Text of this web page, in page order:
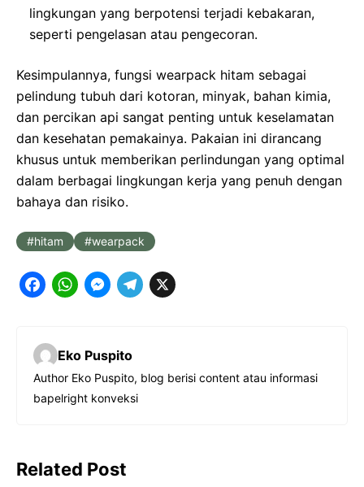
lingkungan yang berpotensi terjadi kebakaran,
seperti pengelasan atau pengecoran.
Kesimpulannya, fungsi wearpack hitam sebagai
pelindung tubuh dari kotoran, minyak, bahan kimia,
dan percikan api sangat penting untuk keselamatan
dan kesehatan pemakainya. Pakaian ini dirancang
khusus untuk memberikan perlindungan yang optimal
dalam berbagai lingkungan kerja yang penuh dengan
bahaya dan risiko.
hitam wearpack
F
c
e
b
k
W
t
s
p
M
s
e
e
T
e
g
m
X
Eko Puspito
Author Eko Puspito, blog berisi content atau informasi
bapelright konveksi
Related Post